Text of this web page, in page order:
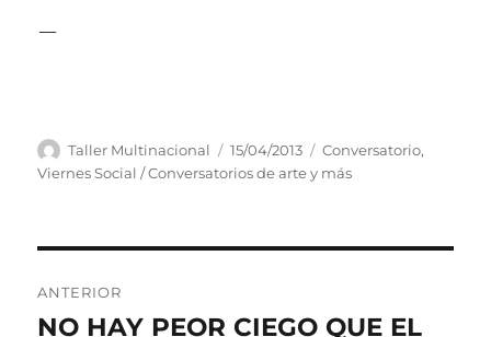
—
Autor
Taller Multinacional
Publicado
el
15/04/2013 Categorías
Conversatorio,
Viernes Social / Conversatorios de arte y más
de
ANTERIOR
Entrada
NO HAY PEOR CIEGO QUE EL